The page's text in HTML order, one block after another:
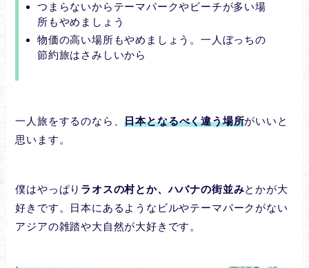
つまらないからテーマパークやビーチが多い場
所もやめましょう
物価の高い場所もやめましょう。一人ぼっちの
節約旅はさみしいから
一人旅をするのなら、日本となるべく違う場所がいいと
思います。
僕はやっぱり ラオスの村とか、ハバナの街並みとかが大
好きです。日本にあるようなビルやテーマパークがない
アジアの雑踏や大自然が大好きです。